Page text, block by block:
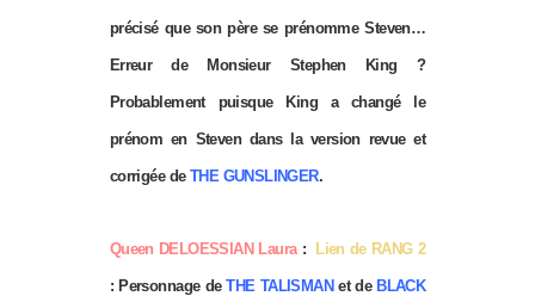
précisé que son père se prénomme Steven…
Erreur de Monsieur Stephen King ?
Probablement puisque King a changé le
prénom en Steven dans la version revue et
corrigée de THE GUNSLINGER.
Queen DELOESSIAN Laura : Lien de RANG 2
: Personnage deTHE TALISMANet de BLACK